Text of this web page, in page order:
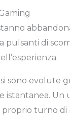
pulsanti di
sono evolute
Un
turno di